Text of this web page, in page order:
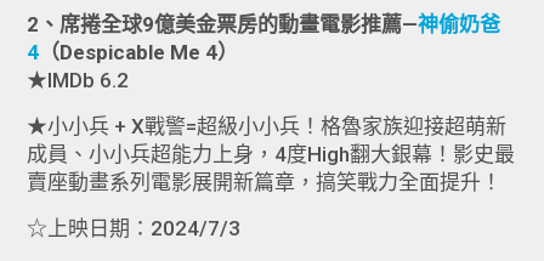
2、席捲全球9億美金票房的動畫電影推薦—神偷奶爸
4 （Despicable Me 4）
★IMDb 6.2
★小小兵 + X戰警=超級小小兵！格魯家族迎接超萌新
成員、小小兵超能力上身，4度High翻大銀幕！影史最
賣座動畫系列電影展開新篇章，搞笑戰力全面提升！
☆上映日期：2024/7/3